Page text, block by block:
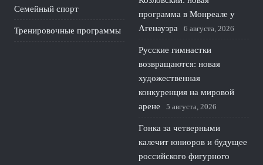
Семейный спорт
Тренировочные программы
программа в Монреале у
Агенауэра
6 августа, 2026
Русские гимнастки
возвращаются: новая
художественная
конкуренция на мировой
арене
5 августа, 2026
Гонка за четверными
калечит юниоров и будущее
российского фигурного